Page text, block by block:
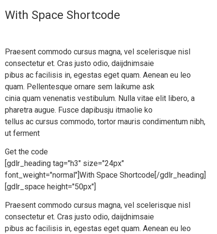
With Space Shortcode
Praesent commodo cursus magna, vel scelerisque nisl
consectetur et. Cras justo odio, daijdnimsaie
pibus ac facilisis in, egestas eget quam. Aenean eu leo
quam. Pellentesque ornare sem laikume ask
cinia quam venenatis vestibulum. Nulla vitae elit libero, a
pharetra augue. Fusce dapibusju itmaolie ko
tellus ac cursus commodo, tortor mauris condimentum nibh,
ut ferment
Get the code
[gdlr_heading tag="h3" size="24px"
font_weight="normal"]With Space Shortcode[/gdlr_heading]
[gdlr_space height="50px"]
Praesent commodo cursus magna, vel scelerisque nisl
consectetur et. Cras justo odio, daijdnimsaie
pibus ac facilisis in, egestas eget quam. Aenean eu leo